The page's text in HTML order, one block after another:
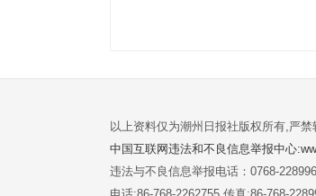
以上资料仅为潮州日报社版权所有,严
中国互联网违法和不良信息举报中心
违法与不良信息举报电话：0768-